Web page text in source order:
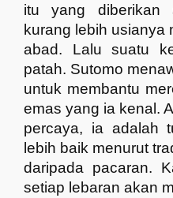
itu yang diberikan
kurang lebih usianya
abad. Lalu suatu
patah. Sutomo
untuk membantu
emas yang ia kenal.
percaya, ia adalah
lebih baik menurut
daripada pacaran.
setiap lebaran akan